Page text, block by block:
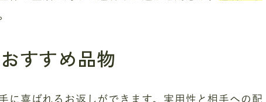
すすめ品物
に喜ばれるお返しができます。実用性と相手への配